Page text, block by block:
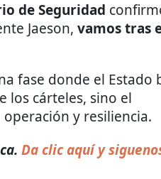
de Seguridad
Jaeson, vamos tras
fase donde el Estado
los cárteles, sino el
y resiliencia.
Da clic aquí y